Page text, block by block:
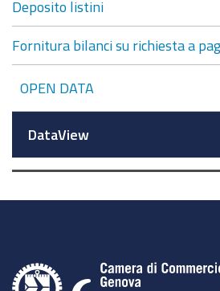
Deposito listini
Fornitura bilanci su richiesta a
OPEN DATA
DataView